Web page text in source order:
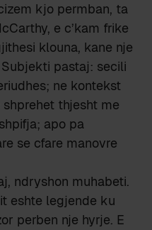
kjo permban, ta
e c’kam frike
klouna, kane nje
pastaj: secili
ne kontekst
thjesht me
apo pa
se cfare manovre
ndryshon muhabeti.
eshte legjende ku
perben nje hyrje. E